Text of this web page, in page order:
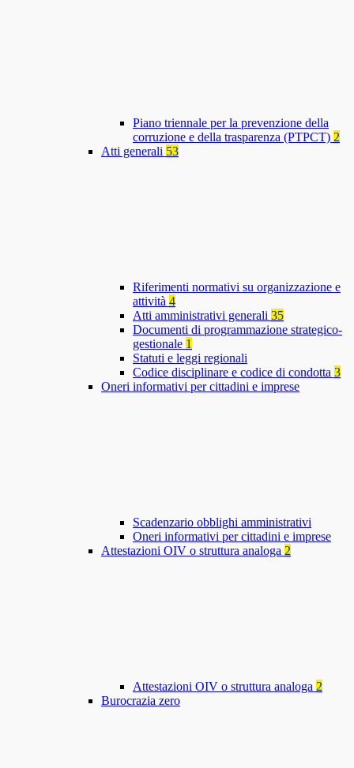
Piano triennale per la prevenzione della
corruzione e della trasparenza (PTPCT) 2
Atti generali 53
Riferimenti normativi su organizzazione e
attività 4
Atti amministrativi generali 35
Documenti di programmazione strategico-
gestionale 1
Statuti e leggi regionali
Codice disciplinare e codice di condotta 3
Oneri informativi per cittadini e imprese
Scadenzario obblighi amministrativi
Oneri informativi per cittadini e imprese
Attestazioni OIV o struttura analoga 2
Attestazioni OIV o struttura analoga 2
Burocrazia zero